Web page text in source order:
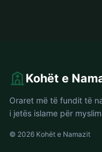
Kohët e
Oraret më të fundit të
i jetës islame për
© 2026 Kohët e Namazit